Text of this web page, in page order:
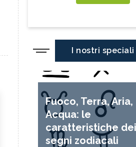
I nostri speciali
Fuoco, Terra, Aria,
Acqua: le
caratteristiche dei
segni zodiacali